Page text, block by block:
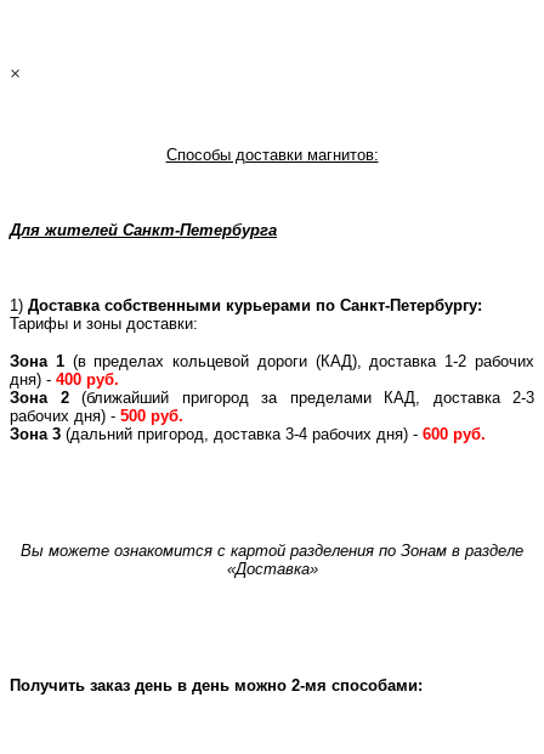
×
Способы доставки магнитов:
Для жителей Санкт-Петербурга
1) Доставка собственными курьерами по Санкт-Петербургу:
Тарифы и зоны доставки:
Зона 1(в пределах кольцевой дороги (КАД), доставка 1-2 рабочих
дня) - 400 руб.
Зона 2(ближайший пригород за пределами КАД, доставка 2-3
рабочих дня) - 500 руб.
Зона 3 (дальний пригород, доставка 3-4 рабочих дня) - 600 руб.
Вы можете ознакомится с картой разделения по Зонам в разделе
«Доставка»
Получить заказ день в день можно 2-мя способами: